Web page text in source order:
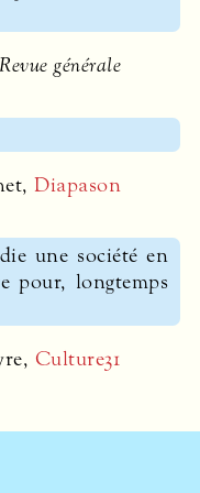
générale
Diapason
une société en
pour, longtemps
Culture31